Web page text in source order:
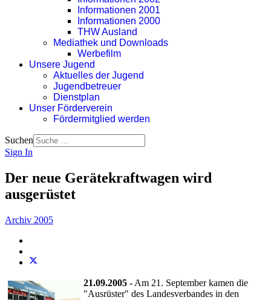
Informationen 2001
Informationen 2000
THW Ausland
Mediathek und Downloads
Werbefilm
Unsere Jugend
Aktuelles der Jugend
Jugendbetreuer
Dienstplan
Unser Förderverein
Fördermitglied werden
Suchen
Sign In
Der neue Gerätekraftwagen wird
ausgerüstet
Archiv 2005
21.09.2005 - Am 21. September kamen die
"Ausrüster" des Landesverbandes in den